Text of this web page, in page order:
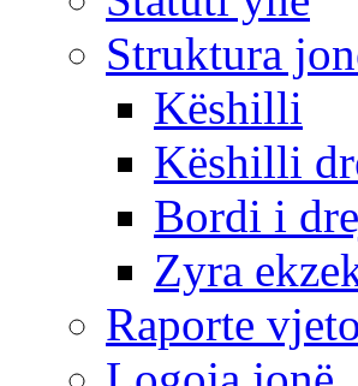
Struktura
Këshilli
Këshilli
Bordi i
Zyra
Raporte